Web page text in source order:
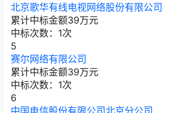
北京歌华有线电视网络股份有限公司
累计中标金额39万元
中标次数：1次
5
赛尔网络有限公司
累计中标金额39万元
中标次数：1次
6